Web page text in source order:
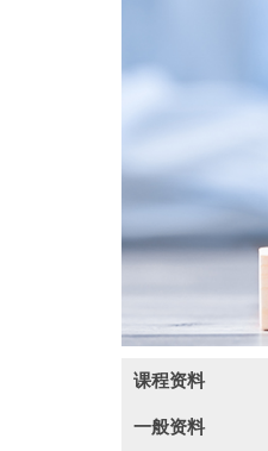
课程资料
一般资料